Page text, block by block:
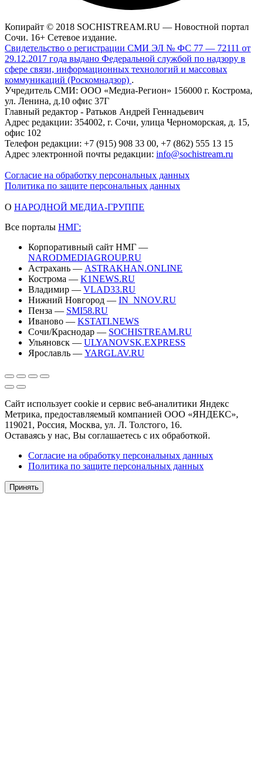
Копирайт © 2018 SOCHISTREAM.RU — Новостной портал
Сочи. 16+ Сетевое издание.
Свидетельство о регистрации СМИ ЭЛ № ФС 77 — 72111 от
29.12.2017 года выдано Федеральной службой по надзору в
сфере связи, информационных технологий и массовых
коммуникаций (Роскомнадзор) .
Учредитель СМИ: ООО «Медиа-Регион» 156000 г. Кострома,
ул. Ленина, д.10 офис 37Г
Главный редактор - Ратьков Андрей Геннадьевич
Адрес редакции: 354002, г. Сочи, улица Черноморская, д. 15,
офис 102
Телефон редакции: +7 (915) 908 33 00, +7 (862) 555 13 15
Адрес электронной почты редакции: info@sochistream.ru
Согласие на обработку персональных данных
Политика по защите персональных данных
О НАРОДНОЙ МЕДИА-ГРУППЕ
Все порталы НМГ:
Корпоративный сайт НМГ —
NARODMEDIAGROUP.RU
Астрахань — ASTRAKHAN.ONLINE
Кострома — K1NEWS.RU
Владимир — VLAD33.RU
Нижний Новгород — IN_NNOV.RU
Пенза — SMI58.RU
Иваново — KSTATI.NEWS
Сочи/Краснодар — SOCHISTREAM.RU
Ульяновск — ULYANOVSK.EXPRESS
Ярославль — YARGLAV.RU
Сайт использует cookie и сервис веб-аналитики Яндекс
Метрика, предоставляемый компанией ООО «ЯНДЕКС»,
119021, Россия, Москва, ул. Л. Толстого, 16.
Оставаясь у нас, Вы соглашаетесь с их обработкой.
Согласие на обработку персональных данных
Политика по защите персональных данных
Принять